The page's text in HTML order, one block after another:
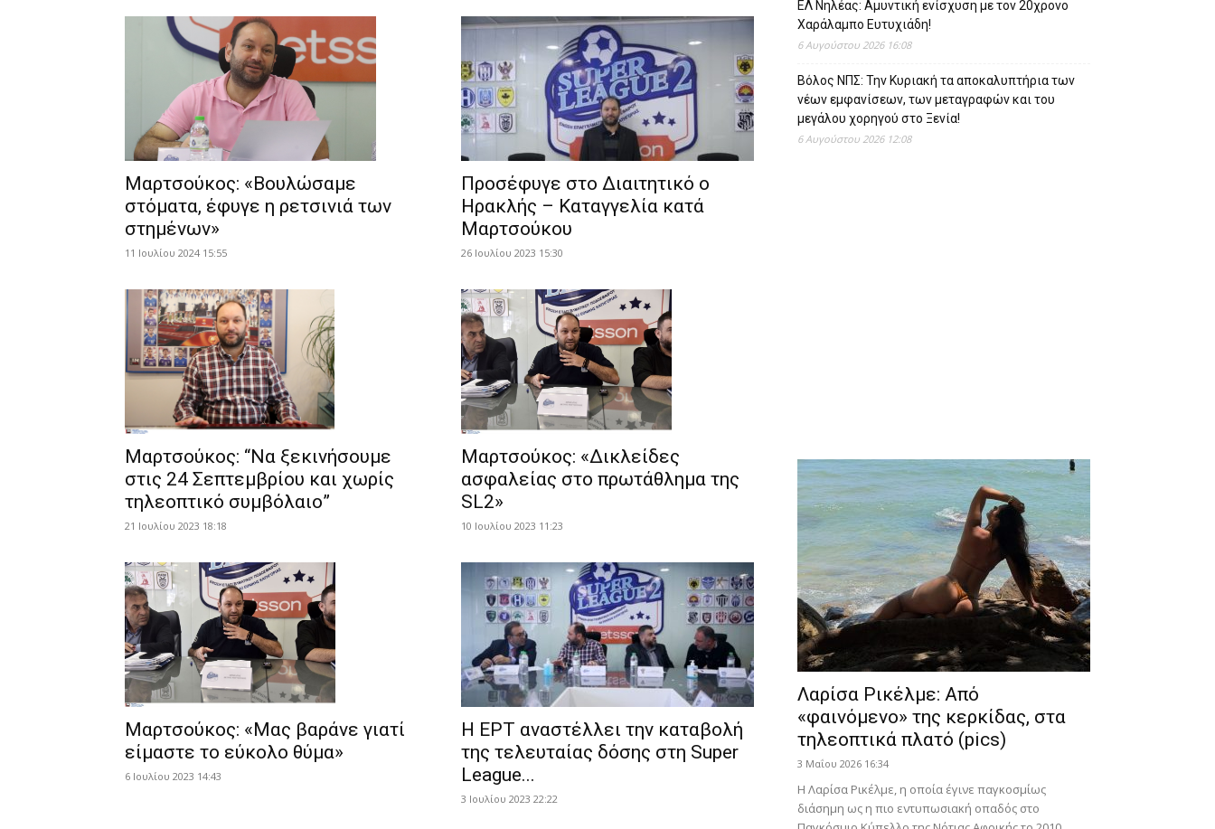
Μαρτσούκος: «Βουλώσαμε
στόματα, έφυγε η ρετσινιά των
στημένων»
11 Ιουλίου 2024 15:55
Προσέφυγε στο Διαιτητικό ο
Ηρακλής – Καταγγελία κατά
Μαρτσούκου
26 Ιουλίου 2023 15:30
Μαρτσούκος: “Να ξεκινήσουμε
στις 24 Σεπτεμβρίου και χωρίς
τηλεοπτικό συμβόλαιο”
21 Ιουλίου 2023 18:18
Μαρτσούκος: «Δικλείδες
ασφαλείας στο πρωτάθλημα της
SL2»
10 Ιουλίου 2023 11:23
Μαρτσούκος: «Μας βαράνε γιατί
είμαστε το εύκολο θύμα»
6 Ιουλίου 2023 14:43
Η ΕΡΤ αναστέλλει την καταβολή
της τελευταίας δόσης στη Super
League...
3 Ιουλίου 2023 22:22
ΕΛ Νηλέας: Αμυντική ενίσχυση με τον 20χρονο
Χαράλαμπο Ευτυχιάδη!
6 Αυγούστου 2026 16:08
Βόλος ΝΠΣ: Την Κυριακή τα αποκαλυπτήρια των
νέων εμφανίσεων, των μεταγραφών και του
μεγάλου χορηγού στο Ξενία!
6 Αυγούστου 2026 12:08
Λαρίσα Ρικέλμε: Από
«φαινόμενο» της κερκίδας, στα
τηλεοπτικά πλατό (pics)
3 Μαΐου 2026 16:34
Η Λαρίσα Ρικέλμε, η οποία έγινε παγκοσμίως
διάσημη ως η πιο εντυπωσιακή οπαδός στο